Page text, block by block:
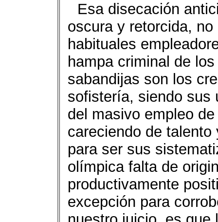
Esa disecación
oscura y retorcida,
habituales
hampa criminal de
sabandijas son los
sofistería, siendo sus
del masivo empleo
careciendo de
para ser sus
olímpica falta de
productivamente
excepción para